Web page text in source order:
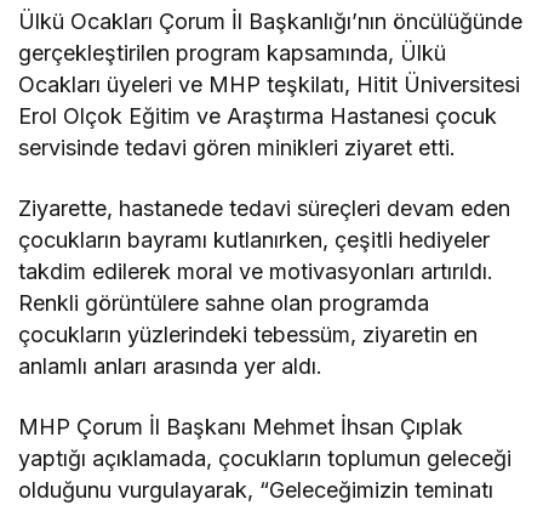
Ülkü Ocakları Çorum İl Başkanlığı’nın öncülüğünde
gerçekleştirilen program kapsamında, Ülkü
Ocakları üyeleri ve MHP teşkilatı, Hitit Üniversitesi
Erol Olçok Eğitim ve Araştırma Hastanesi çocuk
servisinde tedavi gören minikleri ziyaret etti.
Ziyarette, hastanede tedavi süreçleri devam eden
çocukların bayramı kutlanırken, çeşitli hediyeler
takdim edilerek moral ve motivasyonları artırıldı.
Renkli görüntülere sahne olan programda
çocukların yüzlerindeki tebessüm, ziyaretin en
anlamlı anları arasında yer aldı.
MHP Çorum İl Başkanı Mehmet İhsan Çıplak
yaptığı açıklamada, çocukların toplumun geleceği
olduğunu vurgulayarak, “Geleceğimizin teminatı